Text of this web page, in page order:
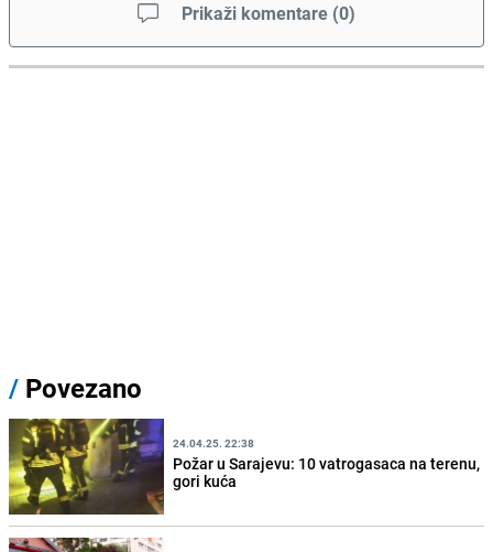
Prikaži komentare (0)
/ Povezano
24.04.25. 22:38
Požar u Sarajevu: 10 vatrogasaca na terenu,
gori kuća